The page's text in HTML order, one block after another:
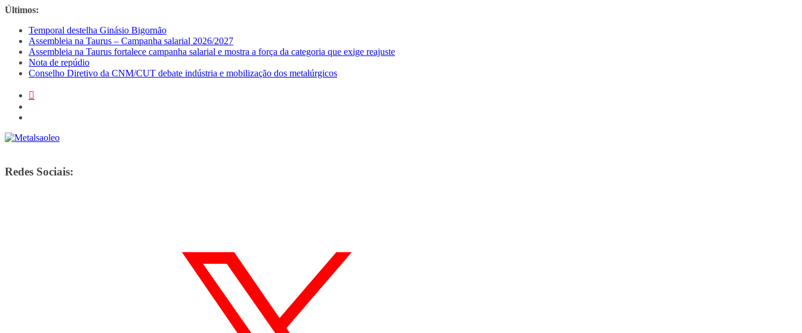
Pular
conteúdo
Últimos:
Temporal destelha Ginásio Bigornão
Assembleia na Taurus – Campanha salarial 2026/2027
Assembleia na Taurus fortalece campanha salarial e mostra a força da categoria que exige reajuste
Nota de repúdio
Conselho Diretivo da CNM/CUT debate indústria e mobilização dos metalúrgicos
Redes Sociais: